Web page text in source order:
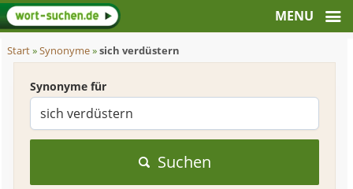
Start»Synonyme»sich verdüstern
Synonyme für
Suchen